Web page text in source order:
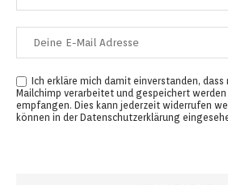
Ich erkläre mich damit einverstanden, dass
Mailchimp verarbeitet und gespeichert
empfangen. Dies kann jederzeit widerrufen
können in der Datenschutzerklärung